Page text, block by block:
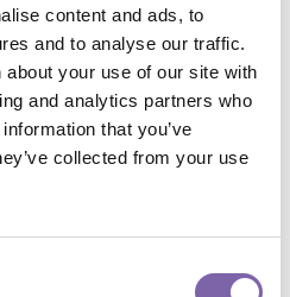
content and ads, to
and to analyse our traffic.
your use of our site with
and analytics partners who
that you’ve
collected from your use
Policies and governance of